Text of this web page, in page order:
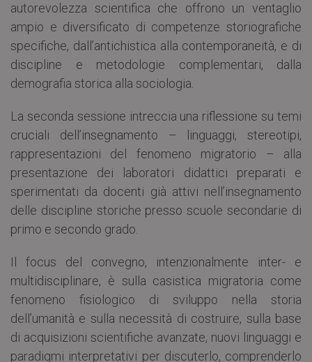
autorevolezza scientifica che offrono un ventaglio
ampio e diversificato di competenze storiografiche
specifiche, dall’antichistica alla contemporaneità, e di
discipline e metodologie complementari, dalla
demografia storica alla sociologia.
La seconda sessione intreccia una riflessione su temi
cruciali dell’insegnamento – linguaggi, stereotipi,
rappresentazioni del fenomeno migratorio – alla
presentazione dei laboratori didattici preparati e
sperimentati da docenti già attivi nell’insegnamento
delle discipline storiche presso scuole secondarie di
primo e secondo grado.
Il focus del convegno, intenzionalmente inter- e
multidisciplinare, è sulla casistica migratoria come
fenomeno fisiologico di sviluppo nella storia
dell’umanità e sulla necessità di costruire, sulla base
di acquisizioni scientifiche avanzate, nuovi linguaggi e
paradigmi interpretativi per discuterlo, comprenderlo